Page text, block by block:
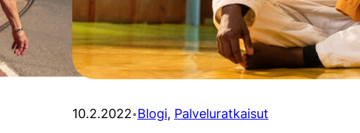
10.2.2022•Blogi, Palveluratkaisut